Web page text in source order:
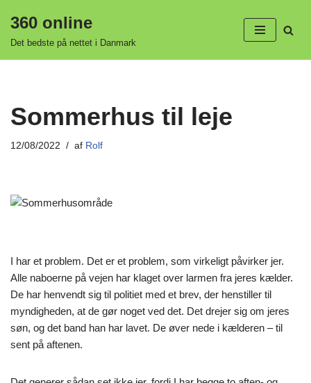
Spring
360 online
Det bedste på nettet i Danmark
Sommerhus til leje
12/08/2022 af Rolf
I har et problem. Det er et problem, som virkeligt påvirker jer.
Alle naboerne på vejen har klaget over larmen fra jeres kælder.
De har henvendt sig til politiet med et brev, der henstiller til
myndigheden, at de gør noget ved det. Det drejer sig om jeres
søn, og det band han har lavet. De øver nede i kælderen – til
sent på aftenen.